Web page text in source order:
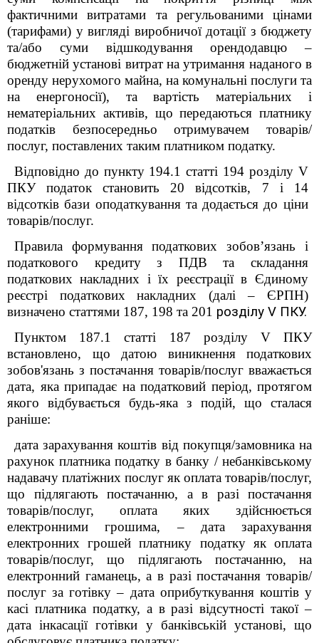
фактичними витратами та регульованими цінами
(тарифами) у вигляді виробничої дотації з бюджету
та/або суми відшкодування орендодавцю –
бюджетній установі витрат на утримання наданого в
оренду нерухомого майна, на комунальні послуги та
на енергоносії), та вартість матеріальних і
нематеріальних активів, що передаються платнику
податків безпосередньо отримувачем товарів/
послуг, поставлених таким платником податку.
Відповідно до пункту 194.1 статті 194 розділу V
ПКУ податок становить 20 відсотків, 7 і 14
відсотків бази оподаткування та додається до ціни
товарів/послуг.
Правила формування податкових зобов’язань і
податкового кредиту з ПДВ та складання
податкових накладних і їх реєстрації в Єдиному
реєстрі податкових накладних (далі – ЄРПН)
визначено статтями 187, 198 та 201 розділу V ПКУ.
Пунктом 187.1 статті 187 розділу V ПКУ
встановлено, що датою виникнення податкових
зобов'язань з постачання товарів/послуг вважається
дата, яка припадає на податковий період, протягом
якого відбувається будь-яка з подій, що сталася
раніше:
дата зарахування коштів від покупця/замовника на
рахунок платника податку в банку / небанківському
надавачу платіжних послуг як оплата товарів/послуг,
що підлягають постачанню, а в разі постачання
товарів/послуг, оплата яких здійснюється
електронними грошима, – дата зарахування
електронних грошей платнику податку як оплата
товарів/послуг, що підлягають постачанню, на
електронний гаманець, а в разі постачання товарів/
послуг за готівку – дата оприбуткування коштів у
касі платника податку, а в разі відсутності такої –
дата інкасації готівки у банківській установі, що